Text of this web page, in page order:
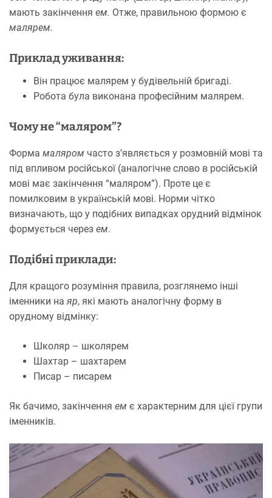
мають закінчення ем. Отже, правильною формою є
малярем.
Приклад уживання:
Він працює малярем у будівельній бригаді.
Робота була виконана професійним малярем.
Чому не “маляром”?
Форма маляром часто з’являється у розмовній мові та
під впливом російської (аналогічне слово в російській
мові має закінчення “маляром”). Проте це є
помилковим в українській мові. Норми чітко
визначають, що у подібних випадках орудний відмінок
формується через ем.
Подібні приклади:
Для кращого розуміння правила, розглянемо інші
іменники наяр, які мають аналогічну форму в
орудному відмінку:
Школяр – школярем
Шахтар – шахтарем
Писар – писарем
Як бачимо, закінчення ем є характерним для цієї групи
іменників.